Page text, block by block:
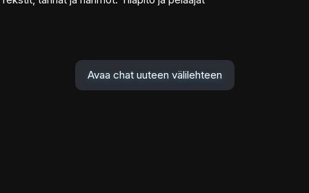
Avaa chat uuteen välilehteen